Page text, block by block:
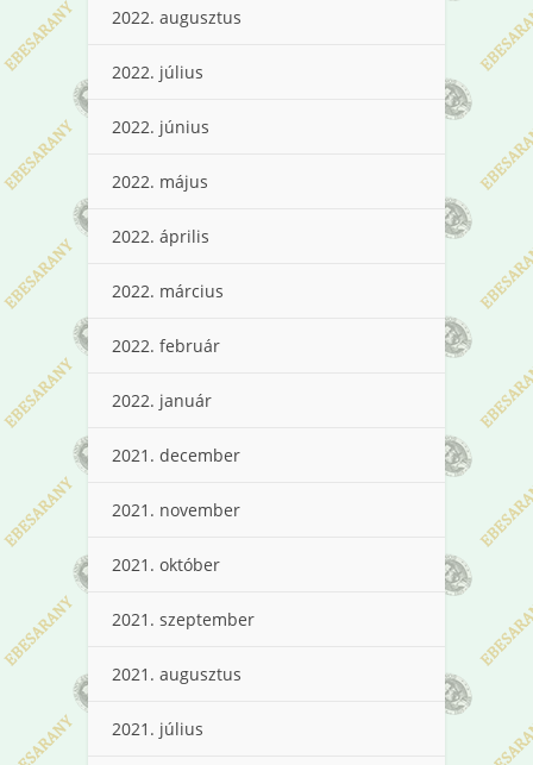
2022. augusztus
2022. július
2022. június
2022. május
2022. április
2022. március
2022. február
2022. január
2021. december
2021. november
2021. október
2021. szeptember
2021. augusztus
2021. július